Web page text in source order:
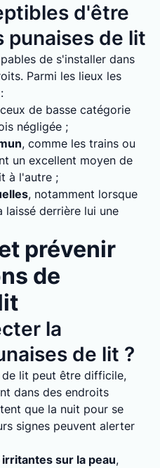
d'être
punaises de lit
de s'installer dans
Parmi les lieux les
de basse catégorie
négligée ;
, comme les trains ou
un excellent moyen de
à l'autre ;
, notamment lorsque
derrière lui une
prévenir
de
la
de lit ?
de lit peut être difficile,
dans des endroits
que la nuit pour se
signes peuvent alerter
sur la peau,